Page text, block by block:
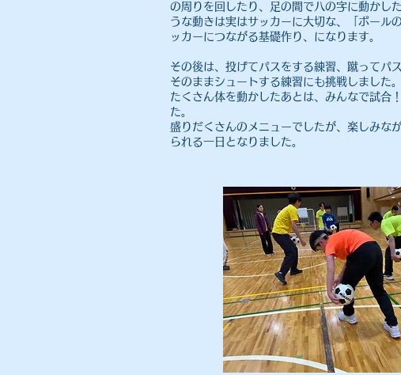
の周りを回したり、足の間で八の字に動かし
うな動きは実はサッカーに大切な、「ボール
ッカーにつながる基礎作り、になります。
その後は、投げてパスをする練習、蹴ってパ
そのままシュートする練習にも挑戦しました。
たくさん体を動かしたあとは、みんなで試合
た。
盛りだくさんのメニューでしたが、楽しみな
られる一日となりました。